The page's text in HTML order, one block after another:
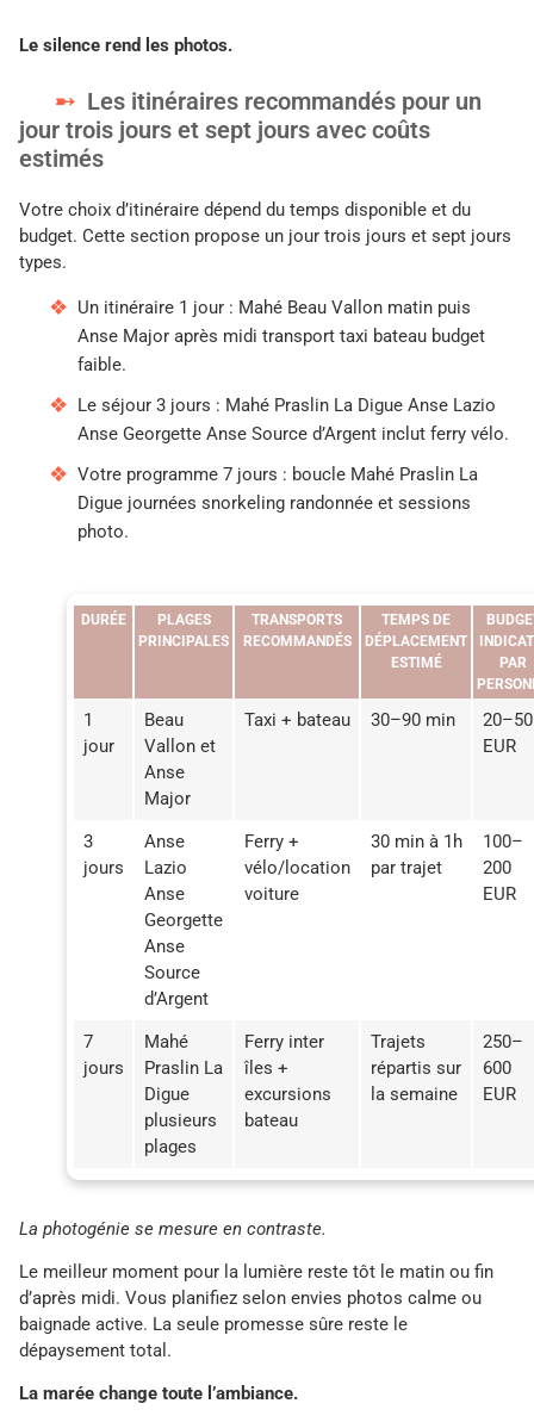
Le silence rend les photos.
Les itinéraires recommandés pour un
jour trois jours et sept jours avec coûts
estimés
Votre choix d’itinéraire dépend du temps disponible et du
budget. Cette section propose un jour trois jours et sept jours
types.
Un itinéraire 1 jour : Mahé Beau Vallon matin puis
Anse Major après midi transport taxi bateau budget
faible.
Le séjour 3 jours : Mahé Praslin La Digue Anse Lazio
Anse Georgette Anse Source d’Argent inclut ferry vélo.
Votre programme 7 jours : boucle Mahé Praslin La
Digue journées snorkeling randonnée et sessions
photo.
DURÉE
PLAGES
PRINCIPALES
TRANSPORTS
RECOMMANDÉS
TEMPS DE
DÉPLACEMENT
ESTIMÉ
PAR
1
jour
Beau
Vallon et
Anse
Major
Taxi + bateau 30–90 min
20–50
EUR
3
jours
Anse
Lazio
Anse
Georgette
Anse
Source
d’Argent
Ferry +
vélo/location
voiture
30 min à 1h
par trajet
100–
200
EUR
7
jours
Mahé
Praslin La
Digue
plusieurs
plages
Ferry inter
îles +
excursions
bateau
Trajets
répartis sur
la semaine
250–
600
EUR
La photogénie se mesure en contraste.
Le meilleur moment pour la lumière reste tôt le matin ou fin
d’après midi. Vous planifiez selon envies photos calme ou
baignade active. La seule promesse sûre reste le
dépaysement total.
La marée change toute l’ambiance.